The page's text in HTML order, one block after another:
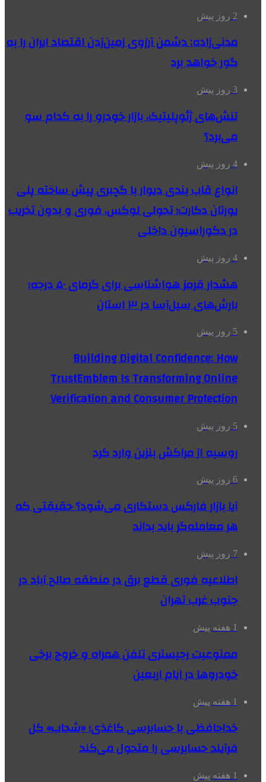
2 روز پیش
مدنی‌زاده: دشمن آرزوی زمین‌زدن اقتصاد ایران را به
گور خواهد برد
3 روز پیش
تنش‌های ژئوپلیتیک، بازار خودرو را به کدام سو
می‌برد؟
4 روز پیش
انواع قاب بندی دیوار با گچبری پیش ساخته پلی
یورتان دکارت؛ تحولی لوکس، فوری و بدون تخریب
در دکوراسیون داخلی
4 روز پیش
هشدار قرمز هواشناسی برای گرمای ۵۰ درجه؛
بارش‌های سیل‌آسا در ۳ استان
5 روز پیش
Building Digital Confidence: How
TrustEmblem Is Transforming Online
Verification and Consumer Protection
5 روز پیش
روسیه از مراکش بنزین وارد کرد
6 روز پیش
آیا بازار فارکس دستکاری می‌شود؟ حقیقتی که
هر معامله‌گر باید بداند
7 روز پیش
اطلاعیه فوری قطع برق در منطقه صالح آباد در
جنوب غرب تهران
1 هفته پیش
ممنوعیت رجیستری تلفن همراه و خروج برخی
خودروها در ایام اربعین
1 هفته پیش
خداحافظی با حسابرسی کاغذی؛ «شحاب» کل
فرآیند حسابرسی را متحول می‌کند
1 هفته پیش